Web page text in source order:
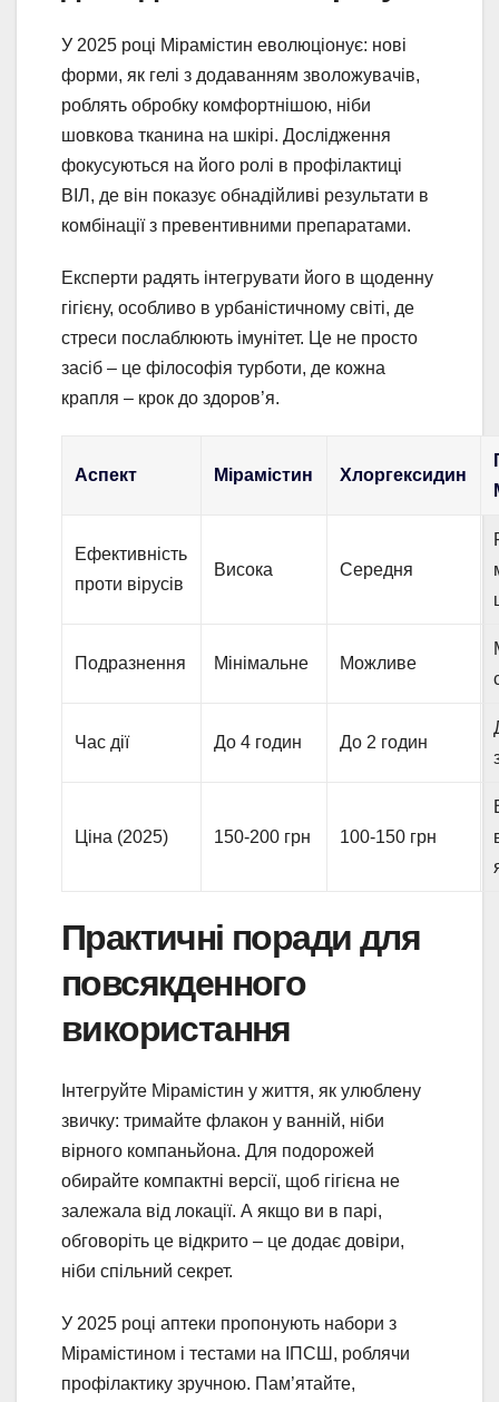
У 2025 році Мірамістин еволюціонує: нові
форми, як гелі з додаванням зволожувачів,
роблять обробку комфортнішою, ніби
шовкова тканина на шкірі. Дослідження
фокусуються на його ролі в профілактиці
ВІЛ, де він показує обнадійливі результати в
комбінації з превентивними препаратами.
Експерти радять інтегрувати його в щоденну
гігієну, особливо в урбаністичному світі, де
стреси послаблюють імунітет. Це не просто
засіб – це філософія турботи, де кожна
крапля – крок до здоров’я.
Аспект Мірамістин Хлоргексидин
Ефективність
проти вірусів
Висока Середня
Подразнення Мінімальне Можливе
Час дії До 4 годин До 2 годин
Ціна (2025) 150-200 грн 100-150 грн
Практичні поради для
повсякденного
використання
Інтегруйте Мірамістин у життя, як улюблену
звичку: тримайте флакон у ванній, ніби
вірного компаньйона. Для подорожей
обирайте компактні версії, щоб гігієна не
залежала від локації. А якщо ви в парі,
обговоріть це відкрито – це додає довіри,
ніби спільний секрет.
У 2025 році аптеки пропонують набори з
Мірамістином і тестами на ІПСШ, роблячи
профілактику зручною. Пам’ятайте,